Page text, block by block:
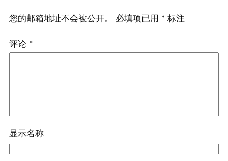
您的邮箱地址不会被公开。 必填项已用 * 标注
评论 *
显示名称